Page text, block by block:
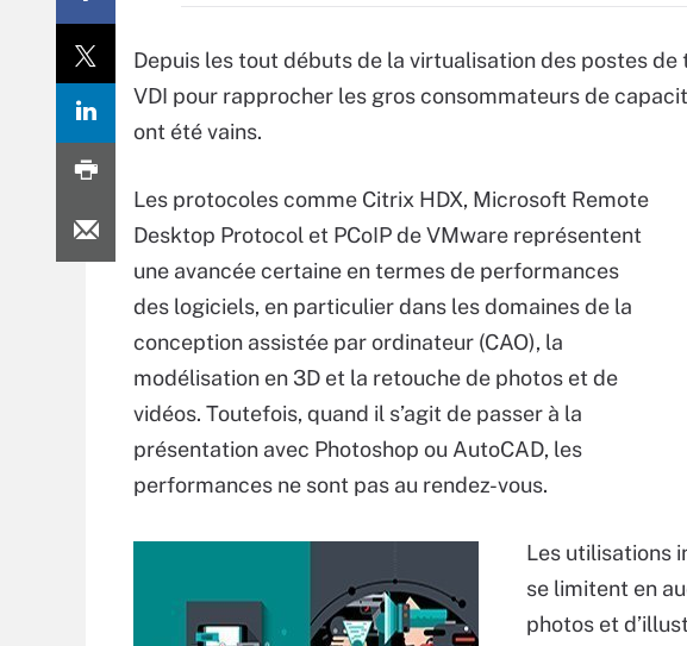
Depuis les tout débuts de la virtualisation des postes
VDI pour rapprocher les gros consommateurs de
ont été vains.
Les protocoles comme Citrix HDX, Microsoft Remote
Desktop Protocol et PCoIP de VMware représentent
une avancée certaine en termes de performances
des logiciels, en particulier dans les domaines de la
conception assistée par ordinateur (CAO), la
modélisation en 3D et la retouche de photos et de
vidéos. Toutefois, quand il s’agit de passer à la
présentation avec Photoshop ou AutoCAD, les
performances ne sont pas au rendez-vous.
Les utilisations
se limitent en
photos et